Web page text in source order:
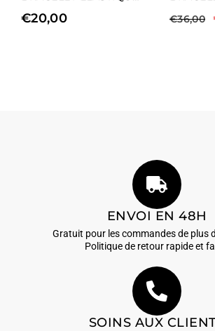
€20,00
€36,00
ENVOI EN 48H
Gratuit pour les commandes de plus
Politique de retour rapide et
SOINS AUX